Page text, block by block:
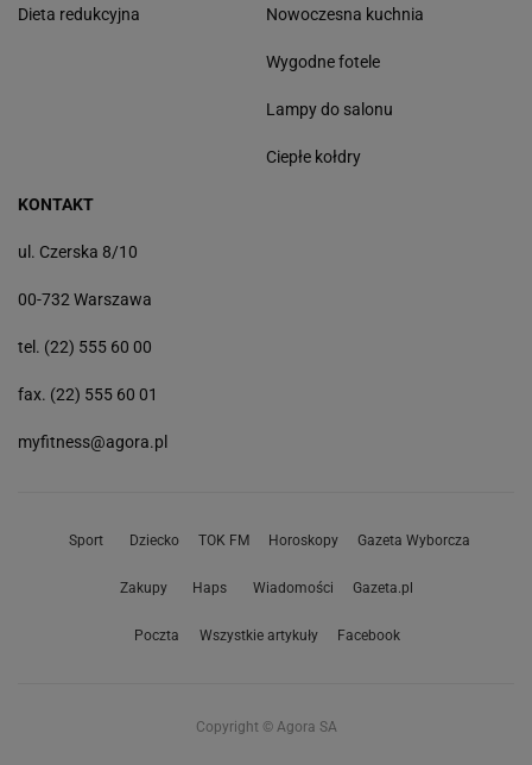
Dieta redukcyjna Nowoczesna kuchnia
Wygodne fotele
Lampy do salonu
Ciepłe kołdry
KONTAKT
ul. Czerska 8/10
00-732 Warszawa
tel. (22) 555 60 00
fax. (22) 555 60 01
myfitness@agora.pl
Sport Dziecko TOK FM Horoskopy Gazeta Wyborcza
Zakupy Haps Wiadomości Gazeta.pl
Poczta Wszystkie artykuły Facebook
Copyright © Agora SA